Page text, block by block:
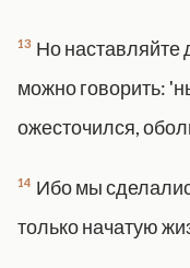
13 Но наставляйте
можно говорить:
ожесточился,
14 Ибо мы
только начатую